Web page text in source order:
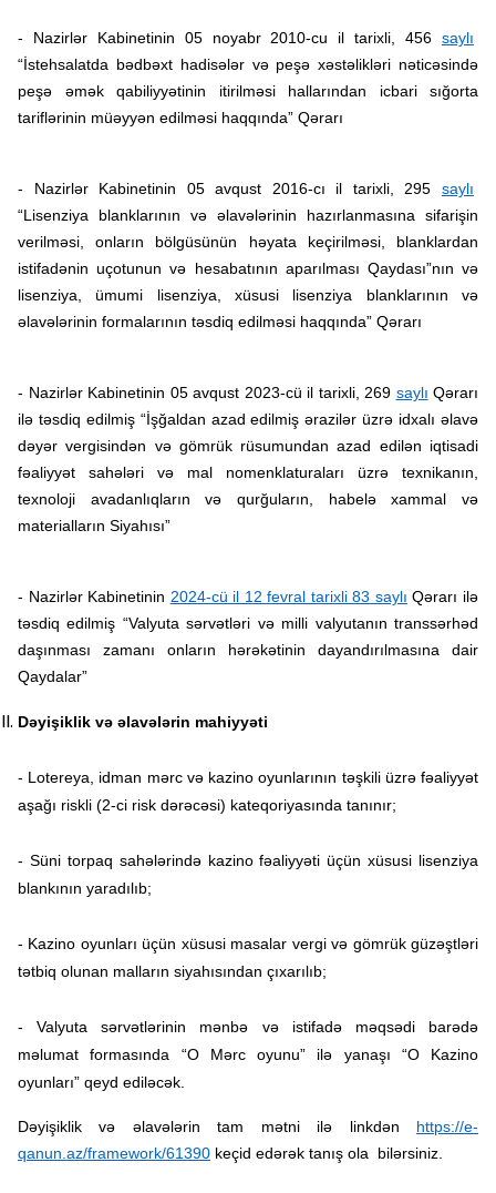
- Nazirlər Kabinetinin 05 noyabr 2010-cu il tarixli, 456 saylı
“İstehsalatda bədbəxt hadisələr və peşə xəstəlikləri nəticəsində
peşə əmək qabiliyyətinin itirilməsi hallarından icbari sığorta
tariflərinin müəyyən edilməsi haqqında” Qərarı
- Nazirlər Kabinetinin 05 avqust 2016-cı il tarixli, 295 saylı
“Lisenziya blanklarının və əlavələrinin hazırlanmasına sifarişin
verilməsi, onların bölgüsünün həyata keçirilməsi, blanklardan
istifadənin uçotunun və hesabatının aparılması Qaydası”nın və
lisenziya, ümumi lisenziya, xüsusi lisenziya blanklarının və
əlavələrinin formalarının təsdiq edilməsi haqqında” Qərarı
- Nazirlər Kabinetinin 05 avqust 2023-cü il tarixli, 269 saylı Qərarı
ilə təsdiq edilmiş “İşğaldan azad edilmiş ərazilər üzrə idxalı əlavə
dəyər vergisindən və gömrük rüsumundan azad edilən iqtisadi
fəaliyyət sahələri və mal nomenklaturaları üzrə texnikanın,
texnoloji avadanlıqların və qurğuların, habelə xammal və
materialların Siyahısı”
- Nazirlər Kabinetinin 2024-cü il 12 fevral tarixli 83 saylı Qərarı ilə
təsdiq edilmiş “Valyuta sərvətləri və milli valyutanın transsərhəd
daşınması zamanı onların hərəkətinin dayandırılmasına dair
Qaydalar”
Dəyişiklik və əlavələrin mahiyyəti
- Lotereya, idman mərc və kazino oyunlarının təşkili üzrə fəaliyyət
aşağı riskli (2-ci risk dərəcəsi) kateqoriyasında tanınır;
- Süni torpaq sahələrində kazino fəaliyyəti üçün xüsusi lisenziya
blankının yaradılıb;
- Kazino oyunları üçün xüsusi masalar vergi və gömrük güzəştləri
tətbiq olunan malların siyahısından çıxarılıb;
- Valyuta sərvətlərinin mənbə və istifadə məqsədi barədə
məlumat formasında “O Mərc oyunu” ilə yanaşı “O Kazino
oyunları” qeyd ediləcək.
Dəyişiklik və əlavələrin tam mətni ilə linkdən https://e-
qanun.az/framework/61390 keçid edərək tanış ola bilərsiniz.